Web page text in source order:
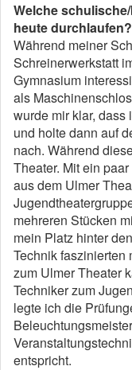
Welche
heute durchlaufen?
Während meiner
Schreinerwerkstatt
Gymnasium
als
wurde mir klar,
und holte dann auf
nach. Während
Theater. Mit ein
aus dem Ulmer
mehreren Stücken
mein Platz hinter
Technik faszinierten
zum Ulmer Theater
Techniker zum
legte ich die
entspricht.